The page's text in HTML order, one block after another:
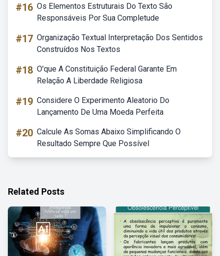
#16 Os Elementos Estruturais Do Texto São
Responsáveis Por Sua Completude
#17 Organização Textual Interpretação Dos Sentidos
Construídos Nos Textos
#18 O'que A Constituição Federal Garante Em
Relação A Liberdade Religiosa
#19 Considere O Experimento Aleatorio Do
Lançamento De Uma Moeda Perfeita
#20 Calcule As Somas Abaixo Simplificando O
Resultado Sempre Que Possível
Related Posts